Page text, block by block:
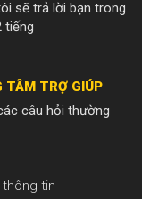
sẽ trả lời bạn trong
tiếng
TÂM TRỢ GIÚP
câu hỏi thường
tin